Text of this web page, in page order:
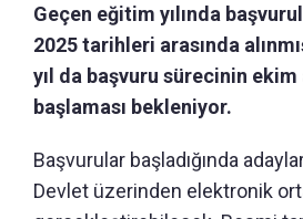
Geçen eğitim yılında
2025 tarihleri arasında
yıl da başvuru sürecinin
başlaması bekleniyor.
Başvurular başladığında
Devlet üzerinden elektronik